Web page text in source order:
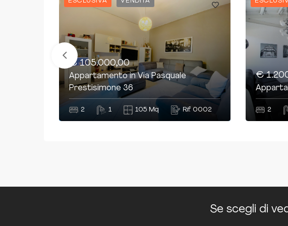
€ 105.000,00
Appartamento in Via Pasquale
Prestisimone 36
2 1 105 Mq Rif. 0002
€
2
Se scegli di